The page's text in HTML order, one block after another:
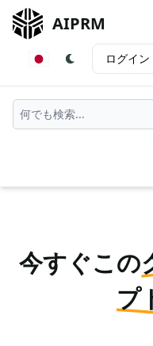
AIPRM
ログイン
今すぐこの
プ